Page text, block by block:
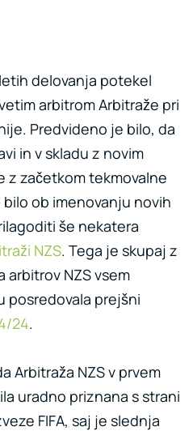
delovanja potekel
arbitrom Arbitraže pri
Predvideno je bilo, da
in v skladu z novim
z začetkom tekmovalne
ob imenovanju novih
še nekatera
NZS. Tega je skupaj z
arbitrov NZS vsem
posredovala prejšni
24.
Arbitraža NZS v prvem
uradno priznana s strani
FIFA, saj je slednja